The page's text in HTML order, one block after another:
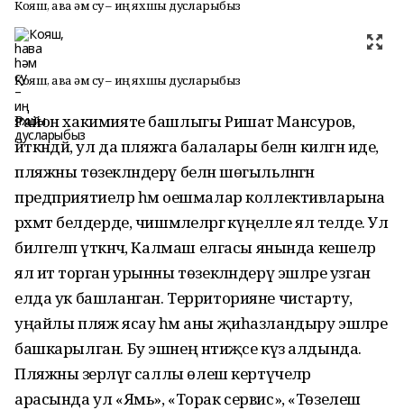
Кояш, һава һәм су – иң яхшы дусларыбыз
Кояш, һава һәм су – иң яхшы дусларыбыз
Район хакимияте башлыгы Ришат Мансуров,
әйткәндәй, ул да пляжга балалары белән килгән иде,
пляжны төзекләндерү белән шөгыльләнгән
предприятиеләр һәм оешмалар коллективларына
рәхмәт белдерде, чишмәлеләргә күңелле ял теләде. Ул
билгеләп үткәнчә, Калмаш елгасы янында кешеләр
ял итә торган урынны төзекләндерү эшләре узган
елда ук башланган. Территорияне чистарту,
уңайлы пляж ясау һәм аны җиһазландыру эшләре
башкарылган. Бу эшнең нәтиҗәсе күз алдында.
Пляжны әзерләүгә саллы өлеш кертүчеләр
арасында ул «Ямь», «Торак сервис», «Төзелеш